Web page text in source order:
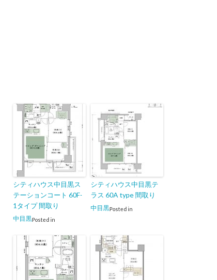
シティハウス中目黒ス
テーションコート 60F-
1タイプ 間取り
Posted in
中目黒
シティハウス中目黒テ
ラス 60A type 間取り
Posted in
中目黒